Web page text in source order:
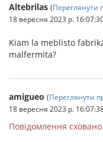
Altebrilas (Переглянути
18 вересня 2023 р.
Kiam la meblisto
malfermita?
amigueo (Переглянути
18 вересня 2023 р.
Повідомлення сховано.